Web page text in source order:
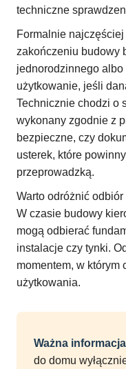
techniczne
Formalnie
zakończeniu budowy
jednorodzinnego
użytkowanie, jeśli
Technicznie chodzi o
wykonany zgodnie z
bezpieczne, czy
usterek, które
przeprowadzką.
Warto odróżnić
W czasie budowy
mogą odbierać
instalacje czy tynki.
momentem, w którym
użytkowania.
Ważna
do domu